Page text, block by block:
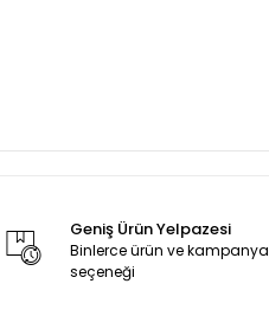
Geniş Ürün Yelpazesi
Binlerce ürün ve kampanya
seçeneği